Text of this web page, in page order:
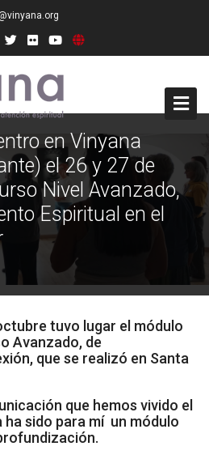
en Vinyana
el 26 y 27 de
Nivel Avanzado,
Espiritual en el
tuvo lugar el módulo
Avanzado, de
que se realizó en Santa
que hemos vivido el
ha sido para mí un módulo